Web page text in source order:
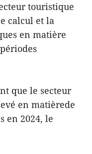
touristique
calcul et la
en matière
que le secteur
en matièrede
en 2024, le